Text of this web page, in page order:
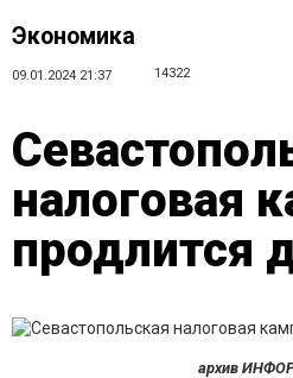
Экономика
09.01.2024 21:37 14322
налоговая
продлится
архив